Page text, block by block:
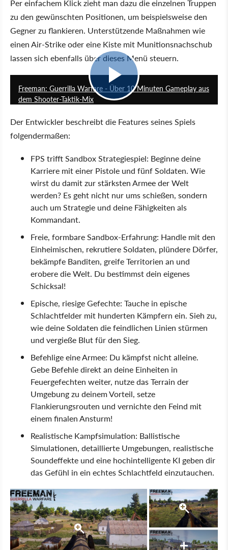
Per einfachem Klick zieht man dazu die einzelnen Truppen
zu den gewünschten Positionen, um beispielsweise den
Gegner zu flankieren. Unterstützende Maßnahmen wie
einen Air-Strike oder eine Kiste mit Munitionsnachschub
lassen sich ebenfalls über dieses Menü steuern.
Freeman: Guerrilla Warfare - Über 10 Minuten Gameplay aus
dem Shooter-Taktik-Mix
Der Entwickler beschreibt die Features seines Spiels
folgendermaßen:
FPS trifft Sandbox Strategiespiel: Beginne deine
Karriere mit einer Pistole und fünf Soldaten. Wie
wirst du damit zur stärksten Armee der Welt
werden? Es geht nicht nur ums schießen, sondern
auch um Strategie und deine Fähigkeiten als
Kommandant.
Freie, formbare Sandbox-Erfahrung: Handle mit den
Einheimischen, rekrutiere Soldaten, plündere Dörfer,
bekämpfe Banditen, greife Territorien an und
erobere die Welt. Du bestimmst dein eigenes
Schicksal!
Epische, riesige Gefechte: Tauche in epische
Schlachtfelder mit hunderten Kämpfern ein. Sieh zu,
wie deine Soldaten die feindlichen Linien stürmen
und vergieße Blut für den Sieg.
Befehlige eine Armee: Du kämpfst nicht alleine.
Gebe Befehle direkt an deine Einheiten in
Feuergefechten weiter, nutze das Terrain der
Umgebung zu deinem Vorteil, setze
Flankierungsrouten und vernichte den Feind mit
einem finalen Ansturm!
Realistische Kampfsimulation: Ballistische
Simulationen, detaillierte Umgebungen, realistische
Soundeffekte und eine hochintelligente KI geben dir
das Gefühl in ein echtes Schlachtfeld einzutauchen.